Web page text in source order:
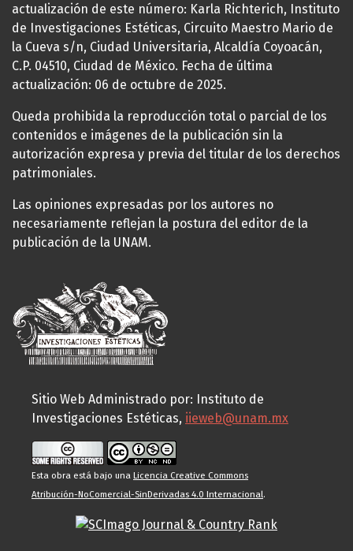
actualización de este número: Karla Richterich, Instituto
de Investigaciones Estéticas, Circuito Maestro Mario de
la Cueva s/n, Ciudad Universitaria, Alcaldía Coyoacán,
C.P. 04510, Ciudad de México. Fecha de última
actualización: 06 de octubre de 2025.
Queda prohibida la reproducción total o parcial de los
contenidos e imágenes de la publicación sin la
autorización expresa y previa del titular de los derechos
patrimoniales.
Las opiniones expresadas por los autores no
necesariamente reflejan la postura del editor de la
publicación de la UNAM.
Sitio Web Administrado por: Instituto de
Investigaciones Estéticas, iieweb@unam.mx
Esta obra está bajo una Licencia Creative Commons
Atribución-NoComercial-SinDerivadas 4.0 Internacional.